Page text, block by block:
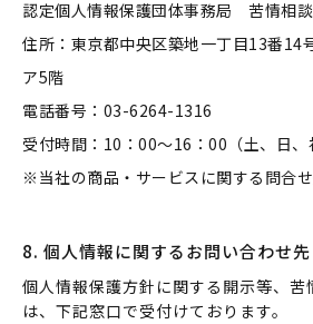
認定個人情報保護団体事務局 苦情相
住所：東京都中央区築地一丁目13番
ア5階
電話番号：03-6264-1316
受付時間：10：00～16：00（土、日、
※当社の商品・サービスに関する問合
8. 個人情報に関するお問い合わせ先
個人情報保護方針に関する開示等、苦
は、下記窓口で受付けております。